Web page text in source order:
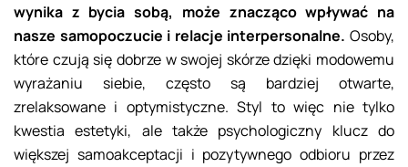
wynika z bycia sobą, może znacząco wpływać na
nasze samopoczucie i relacje interpersonalne. Osoby,
które czują się dobrze w swojej skórze dzięki modowemu
wyrażaniu siebie, często są bardziej otwarte,
zrelaksowane i optymistyczne. Styl to więc nie tylko
kwestia estetyki, ale także psychologiczny klucz do
większej samoakceptacji i pozytywnego odbioru przez